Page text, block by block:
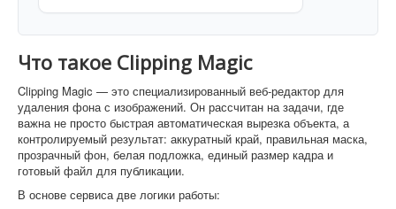
Что такое Clipping Magic
Clipping Magic — это специализированный веб-редактор для
удаления фона с изображений. Он рассчитан на задачи, где
важна не просто быстрая автоматическая вырезка объекта, а
контролируемый результат: аккуратный край, правильная маска,
прозрачный фон, белая подложка, единый размер кадра и
готовый файл для публикации.
В основе сервиса две логики работы: